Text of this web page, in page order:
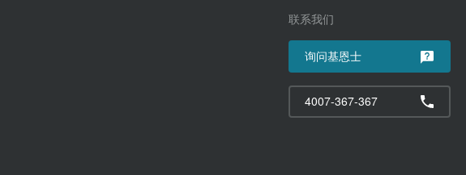
联系我们
询问基恩士
4007-367-367